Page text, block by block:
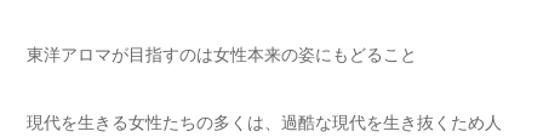
東洋アロマが目指すのは女性本来の姿にもどること
現代を生きる女性たちの多くは、過酷な現代を生き抜くため人